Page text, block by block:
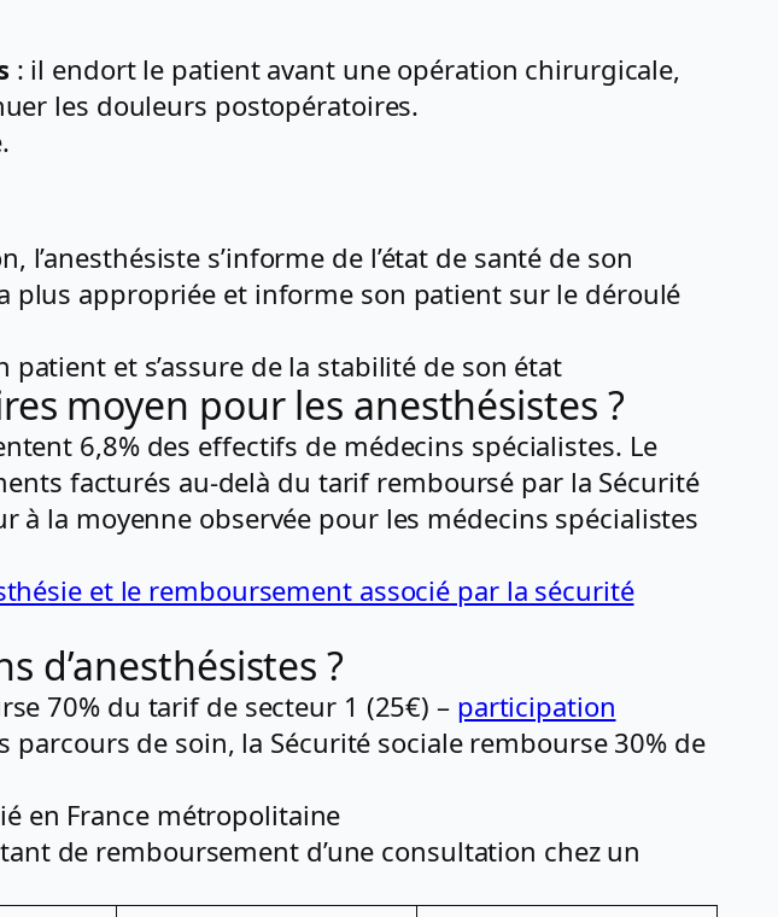
: il endort le patient avant une opération chirurgicale,
les douleurs postopératoires.
l’anesthésiste s’informe de l’état de santé de son
plus appropriée et informe son patient sur le déroulé
patient et s’assure de la stabilité de son état
moyen pour les anesthésistes ?
6,8% des effectifs de médecins spécialistes. Le
facturés au-delà du tarif remboursé par la Sécurité
à la moyenne observée pour les médecins spécialistes
et le remboursement associé par la sécurité
d’anesthésistes ?
70% du tarif de secteur 1 (25€) – participation
parcours de soin, la Sécurité sociale rembourse 30% de
en France métropolitaine
de remboursement d’une consultation chez un